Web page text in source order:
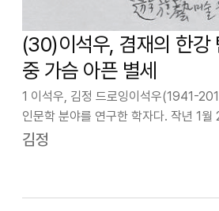
(30)이석우, 겸재의 한강
중 가슴 아픈 별세
1 이석우, 김정 드로잉이석우(1941-
인문학 분야를 연구한 학자다. 작년 1월
퇴원 13일 만에 응급실로 이동, 급성폐
김정